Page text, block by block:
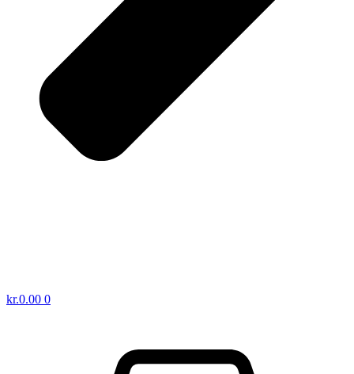
kr.0.00 0